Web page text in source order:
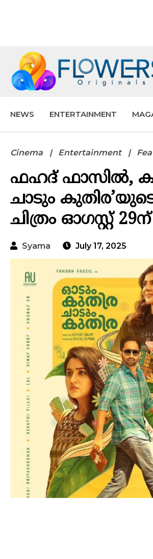
NEWS ENTERTAINMENT
Cinema Entertainment
ഫഹദ് ഫാസിൽ,
ചാടും
ചിത്രം ഓഗസ്റ്റ്
Syama July 17, 2025